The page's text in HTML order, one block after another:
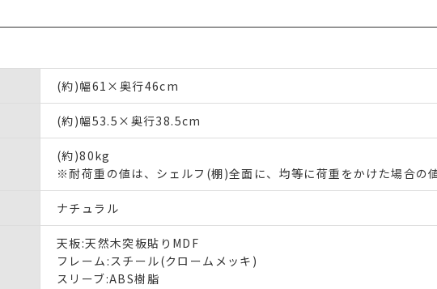
(約)幅61×奥行46cm
(約)幅53.5×奥行38.5cm
(約)80kg
※耐荷重の値は、シェルフ(棚)全面に、均等に荷重をかけた場合の値
ナチュラル
天板:天然木突板貼りMDF
フレーム:スチール(クロームメッキ)
スリーブ:ABS樹脂